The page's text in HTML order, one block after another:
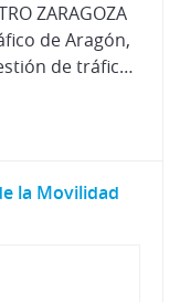
ZARAGOZA
de Aragón,
junto al Director del centro de Gestión de tráfico pirineos-valle del Ebro, las responsables de las unidades de movilidad, formación y Educación vial, así como sus respectivos equipos
la Movilidad